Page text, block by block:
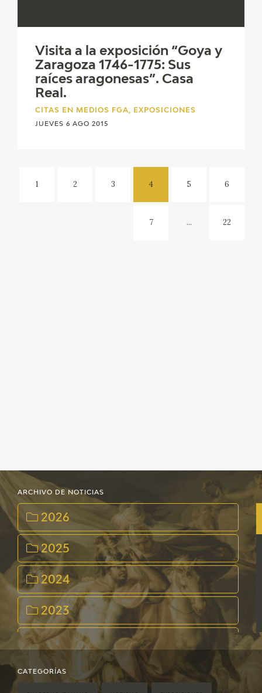
Visita a la exposición “Goya y
Zaragoza 1746-1775: Sus
raíces aragonesas”. Casa
Real.
CITAS EN MEDIOS FGA, EXPOSICIONES
JUEVES 6 AGO 2015
1 2 3 4 5 6
7 ... 22
ARCHIVO DE NOTICIAS
2026
2025
2024
2023
2022
2021
CATEGORÍAS